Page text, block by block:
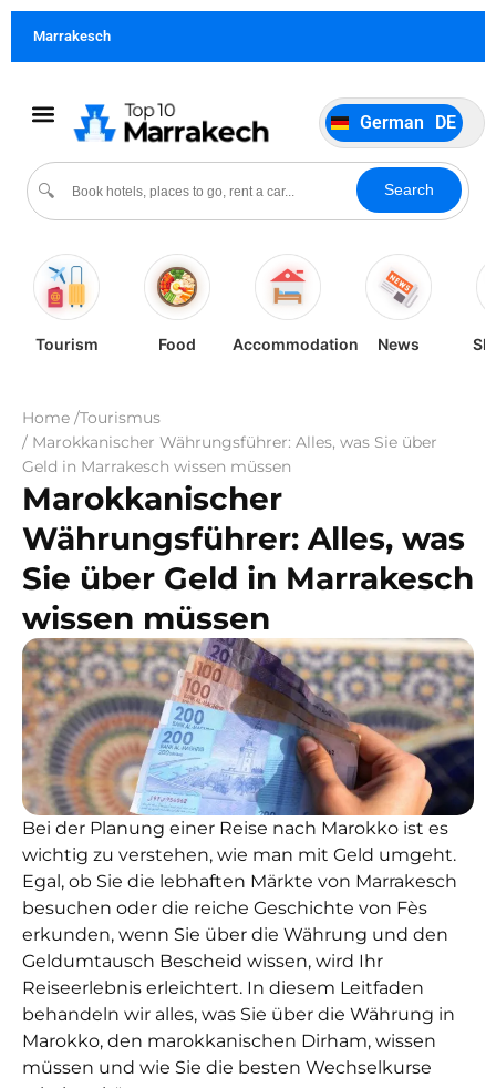
Marrakesch
🔍 Search
German DE
Italiano IT
Português PT
Español
ES
Tourism Food Accommodation News
Home /Tourismus
/ Marokkanischer Währungsführer: Alles, was Sie über
Geld in Marrakesch wissen müssen
Marokkanischer
Währungsführer: Alles, was
Sie über Geld in Marrakesch
wissen müssen
Bei der Planung einer Reise nach Marokko ist es
wichtig zu verstehen, wie man mit Geld umgeht.
Egal, ob Sie die lebhaften Märkte von Marrakesch
besuchen oder die reiche Geschichte von Fès
erkunden, wenn Sie über die Währung und den
Geldumtausch Bescheid wissen, wird Ihr
Reiseerlebnis erleichtert. In diesem Leitfaden
behandeln wir alles, was Sie über die Währung in
Marokko, den marokkanischen Dirham, wissen
müssen und wie Sie die besten Wechselkurse